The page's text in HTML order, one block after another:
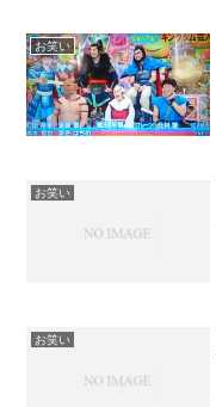
お笑い
お笑い
お笑い